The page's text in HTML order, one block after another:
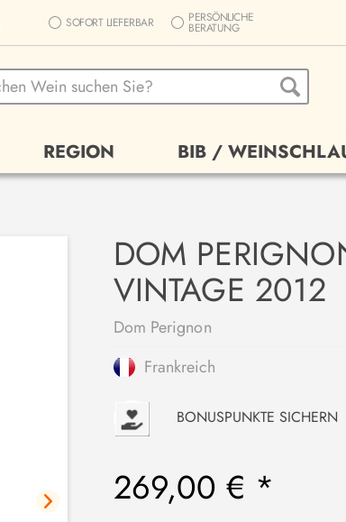
SOFORT LIEFERBAR PERSÖNLICHE
BERATUNG
REGION BIB /
DOM
VINTAGE 2012
Dom Perignon
Frankreich
P BONUSPUNKTE SICHERN
269,00 € *